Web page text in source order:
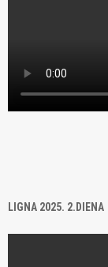
LIGNA 2025. 2.DIENA